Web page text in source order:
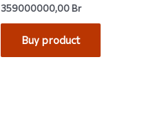
Rated
0
out
359000000,00Br
Buy product